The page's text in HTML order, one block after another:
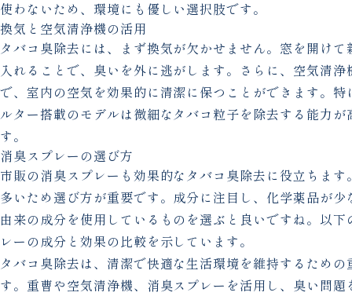
使わないため、環境にも優しい選択肢です。
換気と空気清浄機の活用
タバコ臭除去には、まず換気が欠かせません。窓を開け
入れることで、臭いを外に逃がします。さらに、空気清
で、室内の空気を効果的に清潔に保つことができます。
ルター搭載のモデルは微細なタバコ粒子を除去する能力が
す。
消臭スプレーの選び方
市販の消臭スプレーも効果的なタバコ臭除去に役立ちま
多いため選び方が重要です。成分に注目し、化学薬品が
由来の成分を使用しているものを選ぶと良いですね。以
レーの成分と効果の比較を示しています。
タバコ臭除去は、清潔で快適な生活環境を維持するため
す。重曹や空気清浄機、消臭スプレーを活用し、臭い問